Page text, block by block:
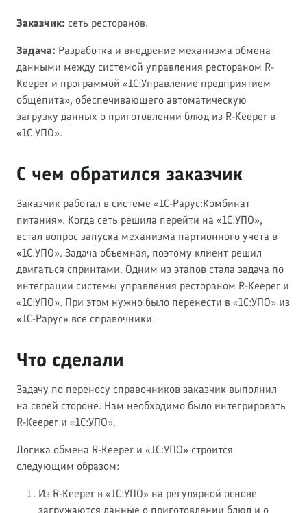
Заказчик: сеть ресторанов.
Задача: Разработка и внедрение механизма обмена
данными между системой управления рестораном R-
Keeper и программой «1С:Управление предприятием
общепита», обеспечивающего автоматическую
загрузку данных о приготовлении блюд из R-Keeper в
«1С:УПО».
С чем обратился заказчик
Заказчик работал в системе «1С-Рарус:Комбинат
питания». Когда сеть решила перейти на «1С:УПО»,
встал вопрос запуска механизма партионного учета в
«1С:УПО». Задача объемная, поэтому клиент решил
двигаться спринтами. Одним из этапов стала задача по
интеграции системы управления рестораном R-Keeper и
«1С:УПО». При этом нужно было перенести в «1С:УПО» из
«1С-Рарус» все справочники.
Что сделали
Задачу по переносу справочников заказчик выполнил
на своей стороне. Нам необходимо было интегрировать
R-Keeper и «1С:УПО».
Логика обмена R-Keeper и «1С:УПО» строится
следующим образом:
Из R-Keeper в «1С:УПО» на регулярной основе
загружаются данные о приготовлении блюд и о